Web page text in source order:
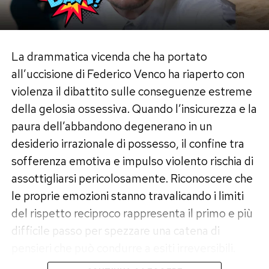
sanguigno, stimola ifibroblasti
– le cellule
officina della nostra pelle – a produrre nuovo
risultato? Una pelle visibilmente più idratata,
una riduzione della profondità delle rughe
d’espressione e una ritrovata luminosità globale.
Gli ingredienti cult per il cocktail
perfetto
Preparare a casa questo elisir non significa
semplicemente sciogliere una polvere
nell’acqua, ma creare una sinergia di elementi
che ne potenzino gli effetti. Ecco la lista della
La drammatica vicenda che ha portato
all’uccisione di Federico Venco ha riaperto con
violenza il dibattito sulle conseguenze estreme
della gelosia ossessiva. Quando l’insicurezza e la
paura dell’abbandono degenerano in un
desiderio irrazionale di possesso, il confine tra
sofferenza emotiva e impulso violento rischia di
assottigliarsi pericolosamente. Riconoscere che
le proprie emozioni stanno travalicando i limiti
del rispetto reciproco rappresenta il primo e più
difficile passo per spezzare una catena di